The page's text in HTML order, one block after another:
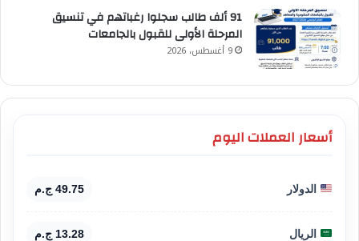
91 ألف طالب سجلوا رغباتهم في تنسيق
المرحلة الأولى للقبول بالجامعات
9 أغسطس، 2026
أسعار العملات اليوم
الدولار 49.75 ج.م
الريال 13.28 ج.م